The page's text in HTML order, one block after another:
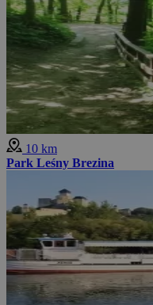
10 km
Park Leśny Brezina